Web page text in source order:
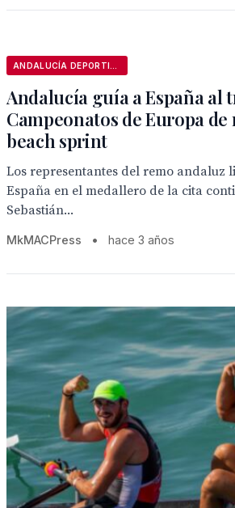
Andalucía guía a España al
Campeonatos de Europa
beach sprint
Los representantes del remo andaluz
España en el medallero de la cita
Sebastián...
MkMACPress • hace 3 años